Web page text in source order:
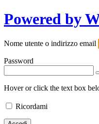
Powered by
Nome utente o indirizzo email
Password
Hover or click the text box
Ricordami